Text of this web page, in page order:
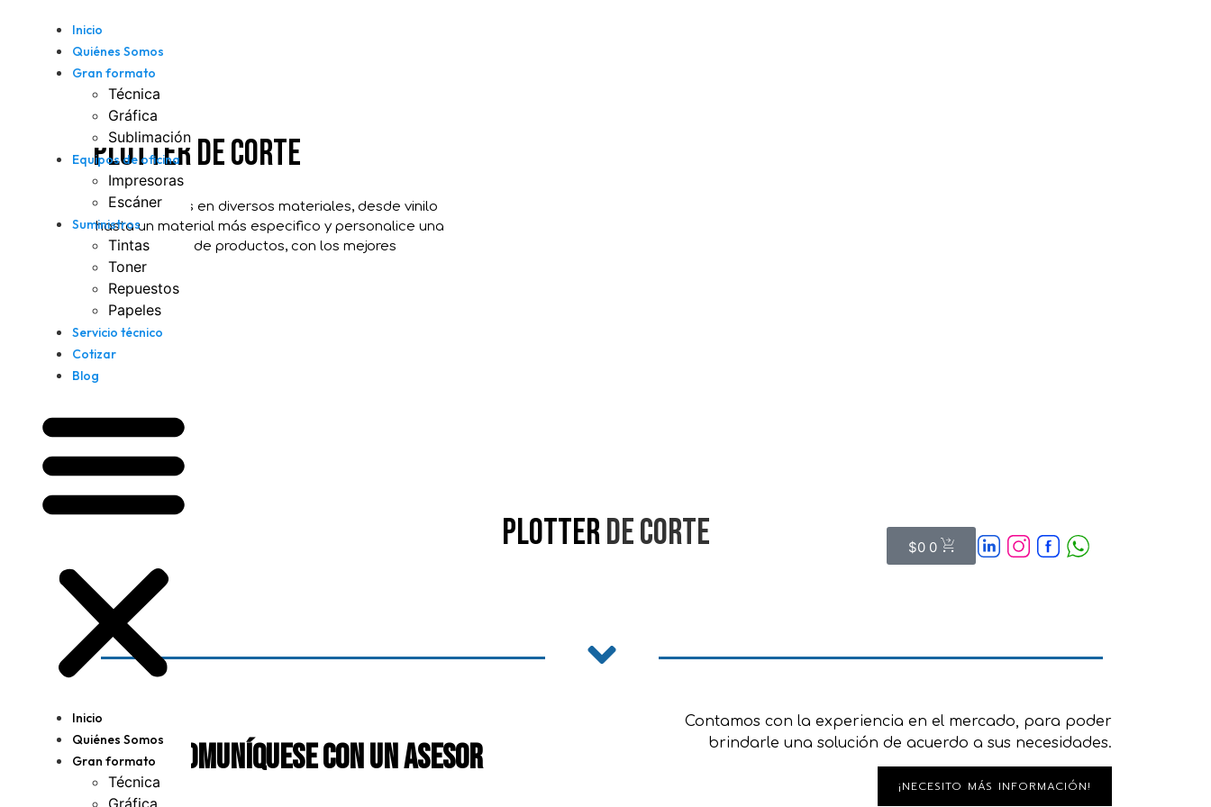
Inicio
Quiénes Somos
Gran formato
Técnica
Gráfica
Sublimación
Equipos de oficina
Impresoras
Escáner
Suministros
Tintas
Toner
Repuestos
Papeles
Servicio técnico
Cotizar
Blog
Inicio
Quiénes Somos
Gran formato
Técnica
Gráfica
$0 0
PLOTTER DE CORTE
Realice cortes en diversos materiales, desde vinilo
hasta un material más especifico y personalice una
gran cantidad de productos, con los mejores
diseños.
plotterde corte
Comuníquese con un asesor
Contamos con la experiencia en el mercado, para poder
brindarle una solución de acuerdo a sus necesidades.
¡NECESITO MÁS INFORMACIÓN!